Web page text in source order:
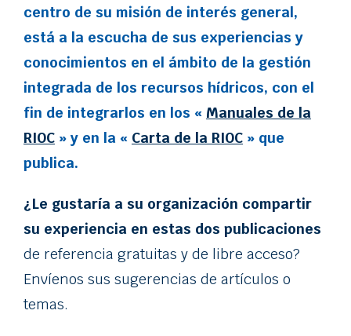
centro de su misión de interés general,
está a la escucha de sus experiencias y
conocimientos en el ámbito de la gestión
integrada de los recursos hídricos, con el
fin de integrarlos en los « Manuales de la
RIOC » y en la « Carta de la RIOC » que
publica.
¿Le gustaría a su organización compartir
su experiencia en estas dos publicaciones
de referencia gratuitas y de libre acceso?
Envíenos sus sugerencias de artículos o
temas.